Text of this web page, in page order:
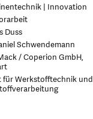
| Innovation
Duss
Schwendemann
/ Coperion GmbH,
für Werkstofftechnik und